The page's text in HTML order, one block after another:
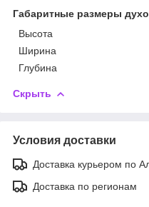
Габаритные размеры
Высота
Ширина
Глубина
Скрыть
Условия доставки
Доставка курьером по
Доставка по регионам